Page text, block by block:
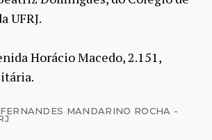
UFRJ.
Horácio Macedo, 2.151,
MANDARINO ROCHA -